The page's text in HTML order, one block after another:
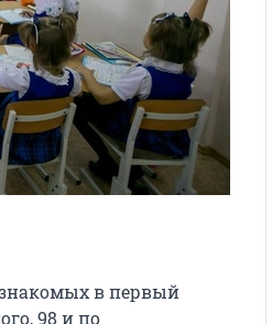
знакомых в первый
98 и по